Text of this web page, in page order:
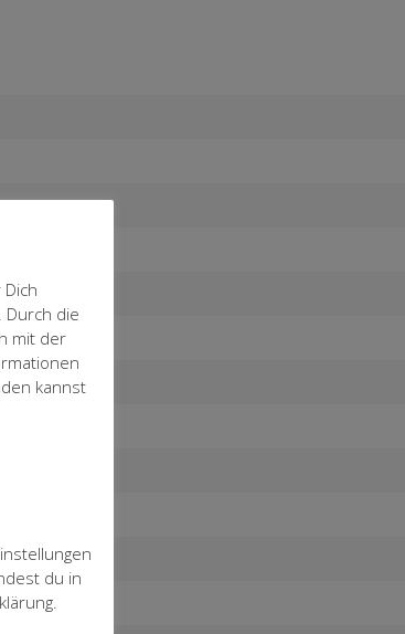
die
mit der
kannst
du in